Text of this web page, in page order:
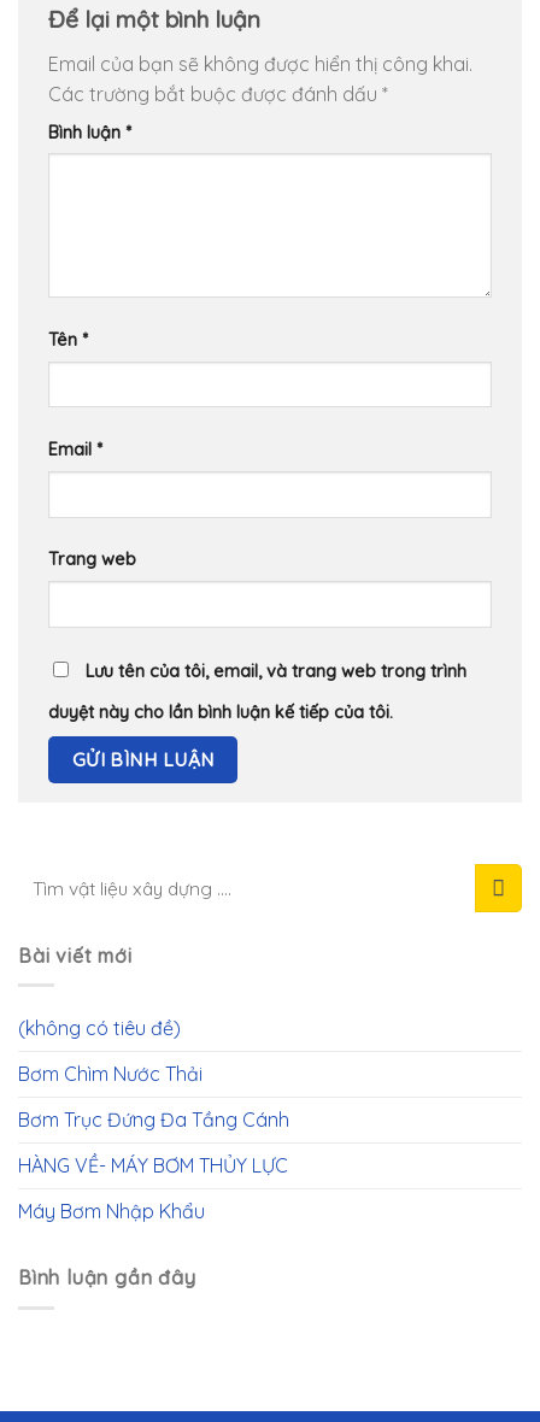
Để lại một bình luận
Email của bạn sẽ không được hiển thị công khai.
Các trường bắt buộc được đánh dấu *
Bình luận *
Tên *
Email *
Trang web
Lưu tên của tôi, email, và trang web trong trình
duyệt này cho lần bình luận kế tiếp của tôi.
Bài viết mới
(không có tiêu đề)
Bơm Chìm Nước Thải
Bơm Trục Đứng Đa Tầng Cánh
HÀNG VỀ- MÁY BƠM THỦY LỰC
Máy Bơm Nhập Khẩu
Bình luận gần đây